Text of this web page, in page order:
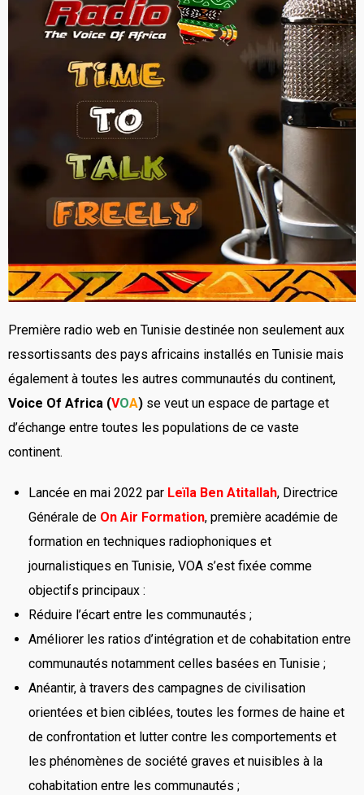
Première radio web en Tunisie destinée non seulement aux
ressortissants des pays africains installés en Tunisie mais
également à toutes les autres communautés du continent,
Voice Of Africa (VOA) se veut un espace de partage et
d’échange entre toutes les populations de ce vaste
continent.
Lancée en mai 2022 par Leïla Ben Atitallah, Directrice
Générale de On Air Formation, première académie de
formation en techniques radiophoniques et
journalistiques en Tunisie, VOA s’est fixée comme
objectifs principaux :
Réduire l’écart entre les communautés ;
Améliorer les ratios d’intégration et de cohabitation entre
communautés notamment celles basées en Tunisie ;
Anéantir, à travers des campagnes de civilisation
orientées et bien ciblées, toutes les formes de haine et
de confrontation et lutter contre les comportements et
les phénomènes de société graves et nuisibles à la
cohabitation entre les communautés ;